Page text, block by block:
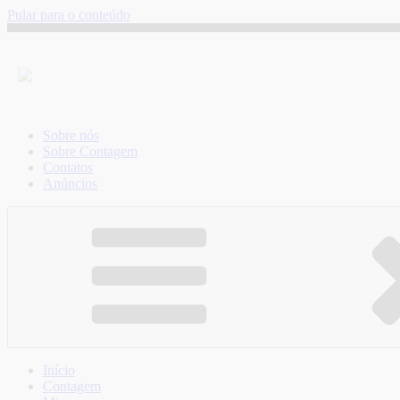
Pular para o conteúdo
Sobre nós
Sobre Contagem
Contatos
Anúncios
Início
Contagem